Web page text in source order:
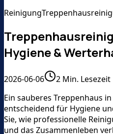
Reinigung
Hygiene &
2026-06-06 2 Min. Lesezeit
Ein sauberes Treppenhaus
entscheidend für Hygiene
Sie, wie professionelle
und das Zusammenleben